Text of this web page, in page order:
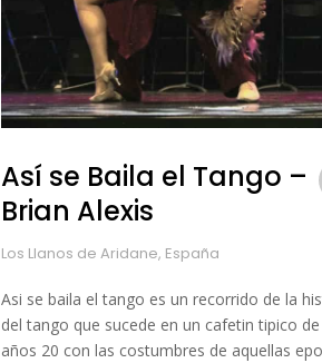
Así se Baila el Tango –
Brian Alexis
Los Llanos de Aridane, España
Asi se baila el tango es un recorrido de la
del tango que sucede en un cafetin tipico
años 20 con las costumbres de aquellas